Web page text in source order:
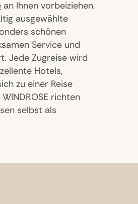
an Ihnen vorbeiziehen.
ausgewählte
schönen
Service und
Jede Zugreise wird
Hotels,
zu einer Reise
richten
selbst als